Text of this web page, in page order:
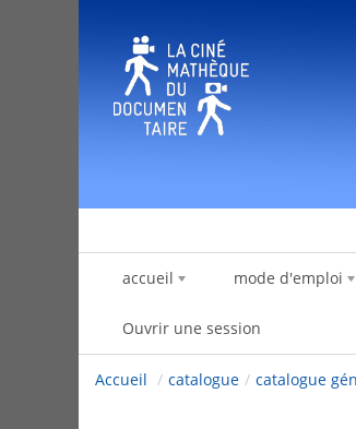
accueil mode d'emploi
Ouvrir une session
Accueil / catalogue / catalogue